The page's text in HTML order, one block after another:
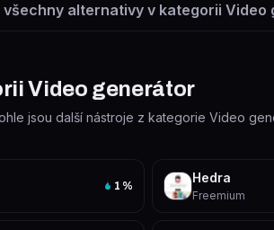
alternativy v kategorii Video
Video generátor
jsou další nástroje z kategorie Video
1 %
Hedra
Freemium